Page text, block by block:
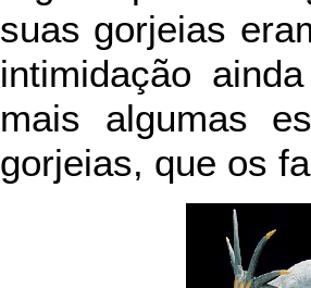
suas gorjeias
intimidação
mais algumas
gorjeias, que os